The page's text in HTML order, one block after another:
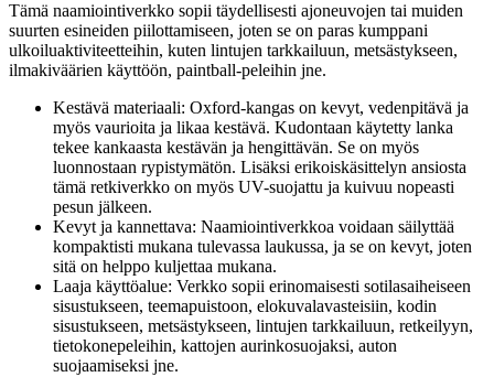
Tämä naamiointiverkko sopii täydellisesti ajoneuvojen tai muiden
suurten esineiden piilottamiseen, joten se on paras kumppani
ulkoiluaktiviteetteihin, kuten lintujen tarkkailuun, metsästykseen,
ilmakiväärien käyttöön, paintball-peleihin jne.
Kestävä materiaali: Oxford-kangas on kevyt, vedenpitävä ja
myös vaurioita ja likaa kestävä. Kudontaan käytetty lanka
tekee kankaasta kestävän ja hengittävän. Se on myös
luonnostaan rypistymätön. Lisäksi erikoiskäsittelyn ansiosta
tämä retkiverkko on myös UV-suojattu ja kuivuu nopeasti
pesun jälkeen.
Kevyt ja kannettava: Naamiointiverkkoa voidaan säilyttää
kompaktisti mukana tulevassa laukussa, ja se on kevyt, joten
sitä on helppo kuljettaa mukana.
Laaja käyttöalue: Verkko sopii erinomaisesti sotilasaiheiseen
sisustukseen, teemapuistoon, elokuvalavasteisiin, kodin
sisustukseen, metsästykseen, lintujen tarkkailuun, retkeilyyn,
tietokonepeleihin, kattojen aurinkosuojaksi, auton
suojaamiseksi jne.